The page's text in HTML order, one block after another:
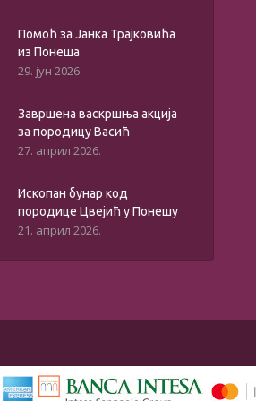
Помоћ за Јанка Трајковића
из Понеша
29. јун 2026.
Завршена васкршња акција
за породицу Васић
27. април 2026.
Ископан бунар код
породице Цвејић у Понешу
21. април 2026.